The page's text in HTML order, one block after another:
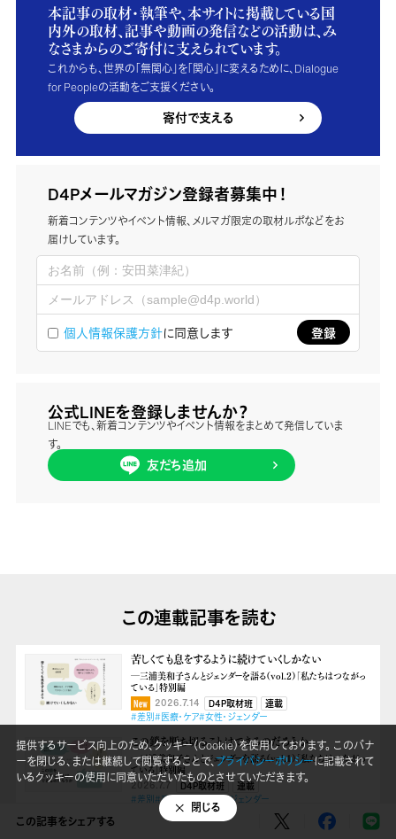
本記事の取材・執筆や、本サイトに掲載している国
内外の取材、記事や動画の発信などの活動は、み
なさまからのご寄付に支えられています。
これからも、世界の「無関心」を「関心」に変えるために、Dialogue
for Peopleの活動をご支援ください。
寄付で支える
D4Pメールマガジン登録者募集中！
新着コンテンツやイベント情報、メルマガ限定の取材ルポなどをお
届けしています。
個人情報保護方針に同意します
公式LINEを登録しませんか？
LINEでも、新着コンテンツやイベント情報をまとめて発信していま
す。
友だち追加
この記事をシェアする
この連載記事を読む
苦しくても息をするように続けていくしかない
―三浦美和子さんとジェンダーを語る（vol.2）「私たちはつながっ
ている」特別編
2026.7.14 D4P取材班
連載
#差別#医療・ケア#女性・ジェンダー
この鎖を断ち切ることはできるのだろうか
―三浦美和子さんとジェンダーを語る（vol.1）「私たちはつながっ
ている」特別編
2026.7.7 D4P取材班
連載
#差別 #政治・社会#女性・ジェンダー
第２回：「地方の女性」とは誰なのか
提供するサービス向上のため、クッキー（Cookie）を使用しております。 このバナ
ーを閉じる、または継続して閲覧することで、プライバシーポリシーに記載されて
いるクッキーの使用に同意いただいたものとさせていただきます。
閉じる